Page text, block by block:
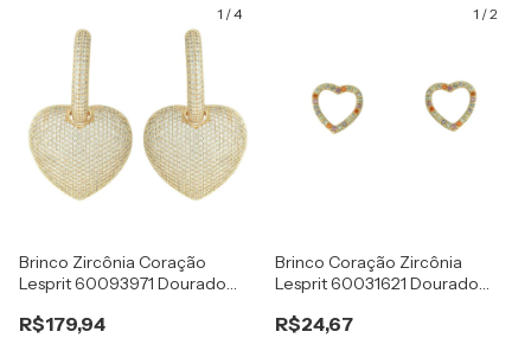
1 /4
Brinco Zircônia Coração
Lesprit 60093971 Dourado
R$179,94
1 /2
Brinco Coração Zircônia
Lesprit 60031621 Dourado
R$24,67